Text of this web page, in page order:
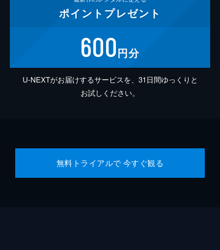
ポイント プレゼント
600円分
U-NEXTがお届けするサービスを、31日間ゆっくりと
お試しください。
無料トライアルで 今すぐ観る